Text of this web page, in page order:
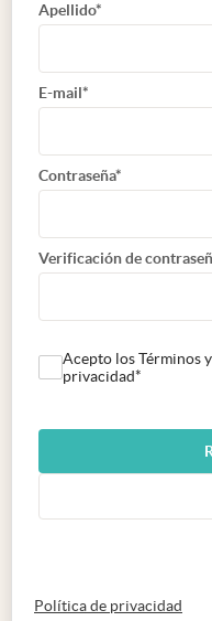
Apellido*
E-mail*
Contraseña*
Verificación de
Acepto los Términos
privacidad*
Política de privacidad